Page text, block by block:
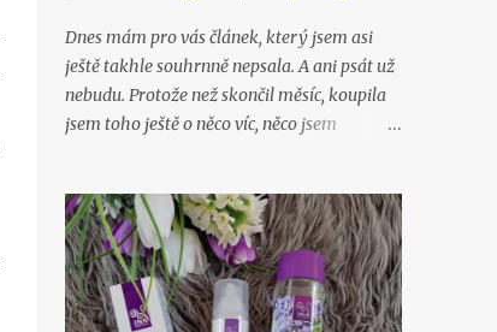
Dnes mám pro vás článek, který jsem asi
ještě takhle souhrnně nepsala. A ani psát už
nebudu. Protože než skončil měsíc, koupila
jsem toho ještě o něco víc, něco jsem
hauly rovnou po nákupu či objednávce.